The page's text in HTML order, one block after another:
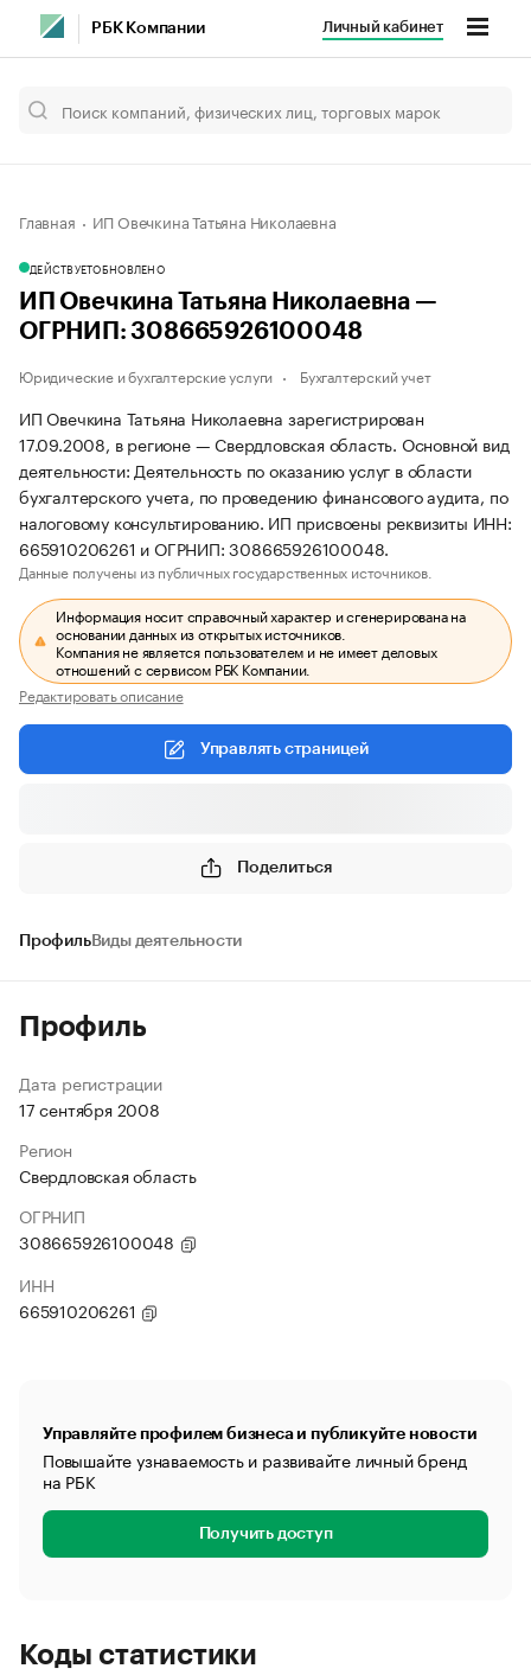
РБК Компании Личный кабинет
Главная ИП Овечкина Татьяна Николаевна
ДЕЙСТВУЕТОБНОВЛЕНО
ИП Овечкина Татьяна Николаевна —
ОГРНИП: 308665926100048
Юридические и бухгалтерские услуги Бухгалтерский учет
ИП Овечкина Татьяна Николаевна зарегистрирован
17.09.2008, в регионе — Свердловская область. Основной вид
деятельности: Деятельность по оказанию услуг в области
бухгалтерского учета, по проведению финансового аудита, по
налоговому консультированию. ИП присвоены реквизиты ИНН:
665910206261 и ОГРНИП: 308665926100048.
Данные получены из публичных государственных источников.
Информация носит справочный характер и сгенерирована на
основании данных из открытых источников.
Компания не является пользователем и не имеет деловых
отношений с сервисом РБК Компании.
Редактировать описание
Управлять страницей
Поделиться
ПрофильВиды деятельности
Профиль
Дата регистрации
17 сентября 2008
Регион
Свердловская область
ОГРНИП
308665926100048
ИНН
665910206261
Управляйте профилем бизнеса и публикуйте новости
Повышайте узнаваемость и развивайте личный бренд
на РБК
Получить доступ
Коды статистики